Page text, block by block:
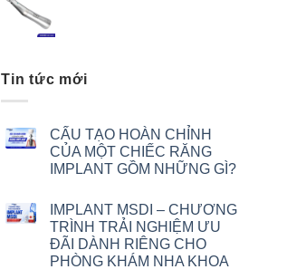
Tin tức mới
CẤU TẠO HOÀN CHỈNH
CỦA MỘT CHIẾC RĂNG
IMPLANT GỒM NHỮNG GÌ?
IMPLANT MSDI – CHƯƠNG
TRÌNH TRẢI NGHIỆM ƯU
ĐÃI DÀNH RIÊNG CHO
PHÒNG KHÁM NHA KHOA